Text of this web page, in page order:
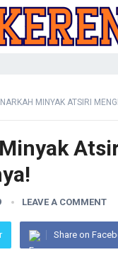
MINYAK ATSIRI
LEAVE A COMMENT
Share on